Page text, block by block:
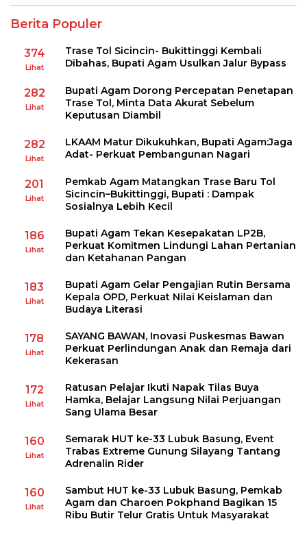
Berita Populer
374
Lihat
Trase Tol Sicincin- Bukittinggi Kembali
Dibahas, Bupati Agam Usulkan Jalur Bypass
282
Lihat
Bupati Agam Dorong Percepatan Penetapan
Trase Tol, Minta Data Akurat Sebelum
Keputusan Diambil
282
Lihat
LKAAM Matur Dikukuhkan, Bupati Agam:Jaga
Adat- Perkuat Pembangunan Nagari
201
Lihat
Pemkab Agam Matangkan Trase Baru Tol
Sicincin–Bukittinggi, Bupati : Dampak
Sosialnya Lebih Kecil
186
Lihat
Bupati Agam Tekan Kesepakatan LP2B,
Perkuat Komitmen Lindungi Lahan Pertanian
dan Ketahanan Pangan
183
Lihat
Bupati Agam Gelar Pengajian Rutin Bersama
Kepala OPD, Perkuat Nilai Keislaman dan
Budaya Literasi
178
Lihat
SAYANG BAWAN, Inovasi Puskesmas Bawan
Perkuat Perlindungan Anak dan Remaja dari
Kekerasan
172
Lihat
Ratusan Pelajar Ikuti Napak Tilas Buya
Hamka, Belajar Langsung Nilai Perjuangan
Sang Ulama Besar
160
Lihat
Semarak HUT ke-33 Lubuk Basung, Event
Trabas Extreme Gunung Silayang Tantang
Adrenalin Rider
160
Lihat
Sambut HUT ke-33 Lubuk Basung, Pemkab
Agam dan Charoen Pokphand Bagikan 15
Ribu Butir Telur Gratis Untuk Masyarakat